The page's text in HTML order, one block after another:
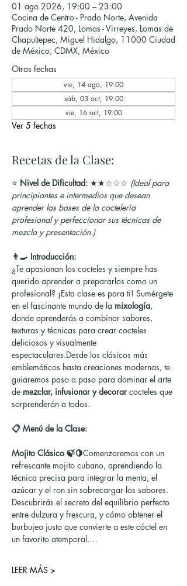
01 ago 2026, 19:00 – 23:00
Cocina de Centro - Prado Norte, Avenida
Prado Norte 420, Lomas - Virreyes, Lomas de
Chapultepec, Miguel Hidalgo, 11000 Ciudad
de México, CDMX, México
Otras fechas
vie, 14 ago, 19:00
sáb, 03 oct, 19:00
vie, 16 oct, 19:00
Ver 5 fechas
Recetas de la Clase:
⭐ Nivel de Dificultad: ★★☆☆☆ (Ideal para
principiantes e intermedios que desean
aprender las bases de la coctelería
profesional y perfeccionar sus técnicas de
mezcla y presentación.)
👨‍🍳 Introducción:
¿Te apasionan los cocteles y siempre has
querido aprender a prepararlos como un
profesional? ¡Esta clase es para ti! Sumérgete
en el fascinante mundo de la mixología,
donde aprenderás a combinar sabores,
texturas y técnicas para crear cocteles
deliciosos y visualmente
espectaculares.Desde los clásicos más
emblemáticos hasta creaciones modernas, te
guiaremos paso a paso para dominar el arte
de mezclar, infusionar y decorar cocteles que
sorprenderán a todos.
📋 Menú de la Clase:
Mojito Clásico 🍃🍋Comenzaremos con un
refrescante mojito cubano, aprendiendo la
técnica precisa para integrar la menta, el
azúcar y el ron sin sobrecargar los sabores.
Descubrirás el secreto del equilibrio perfecto
entre dulzura y frescura, y cómo obtener el
burbujeo justo que convierte a este cóctel en
un favorito atemporal.…
LEER MÁS >